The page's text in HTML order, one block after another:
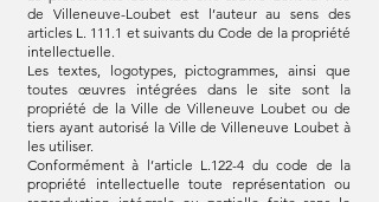
de Villeneuve-Loubet est l’auteur au sens des
articles L. 111.1 et suivants du Code de la propriété
intellectuelle.
Les textes, logotypes, pictogrammes, ainsi que
toutes œuvres intégrées dans le site sont la
propriété de la Ville de Villeneuve Loubet ou de
tiers ayant autorisé la Ville de Villeneuve Loubet à
les utiliser.
Conformément à l’article L.122-4 du code de la
propriété intellectuelle toute représentation ou